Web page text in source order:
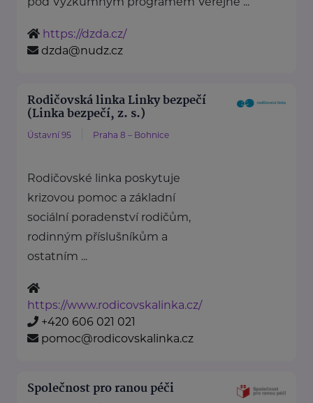
https://dzda.cz/
dzda@nudz.cz
Rodičovská linka Linky bezpečí
(Linka bezpečí, z. s.)
Ústavní 95 Praha 8 – Bohnice
Rodičovské linka poskytuje
krizovou pomoc a základní
sociální poradenství rodičům,
rodinným příslušníkům a
ostatním ...
https://www.rodicovskalinka.cz/
+420 606 021 021
pomoc@rodicovskalinka.cz
Společnost pro ranou péči